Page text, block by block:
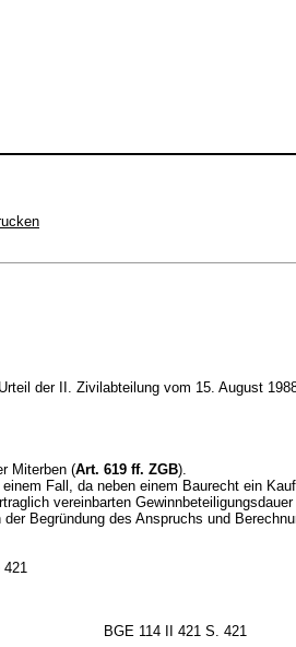
der II. Zivilabteilung vom 15. August
Miterben (Art. 619 ff. ZGB).
Fall, da neben einem Baurecht ein
vereinbarten
der Begründung des Anspruchs und
421
BGE 114 II 421 S. 421